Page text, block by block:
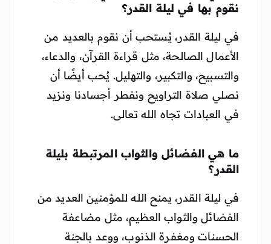
نقوم بها في ليلة القدر؟
في ليلة القدر، يُستحب أن نقوم بالعديد من
الأعمال الصالحة، مثل قراءة القرآن، والدعاء،
والتسبيح، والتكبير، والتهليل. يُحب أيضًا أن
نصلي صلاة التراويح ونفطر أجسادنا ونزيد
في العبادات تجاه الله تعالى.
ما هي الفضائل والثواب المرتبطة بليلة
القدر؟
في ليلة القدر، يمنح الله للمؤمنين العديد من
الفضائل والثواب العظيم، مثل مضاعفة
الحسنات ومغفرة الذنوب، ووعد بالجنة